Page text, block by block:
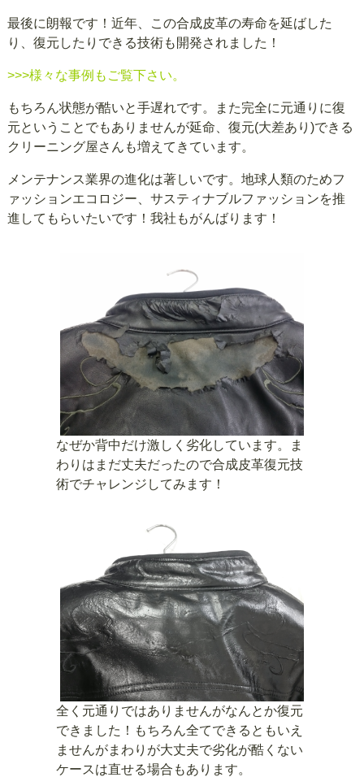
最後に朗報です！近年、この合成皮革の寿命を延ばした
り、復元したりできる技術も開発されました！
>>>様々な事例もご覧下さい。
もちろん状態が酷いと手遅れです。また完全に元通りに復
元ということでもありませんが延命、復元(大差あり)できる
クリーニング屋さんも増えてきています。
メンテナンス業界の進化は著しいです。地球人類のためフ
ァッションエコロジー、サスティナブルファッションを推
進してもらいたいです！我社もがんばります！
なぜか背中だけ激しく劣化しています。ま
わりはまだ丈夫だったので合成皮革復元技
術でチャレンジしてみます！
全く元通りではありませんがなんとか復元
できました！もちろん全てできるともいえ
ませんがまわりが大丈夫で劣化が酷くない
ケースは直せる場合もあります。